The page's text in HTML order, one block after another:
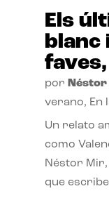
Els
blanc
por
verano, En
Un relato
como
Néstor
que